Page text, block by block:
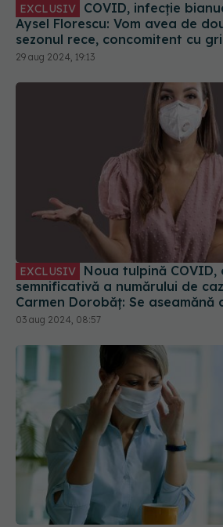
EXCLUSIV Noua tulpină COVID, creștere
semnificativă a numărului de
Carmen Dorobăț: Se aseamănă
respiratorii. Nu necesită
Răsturnare de situație în
Scanările PET arată că
provine din inflamația creierului
03 iun 2026, 22:38